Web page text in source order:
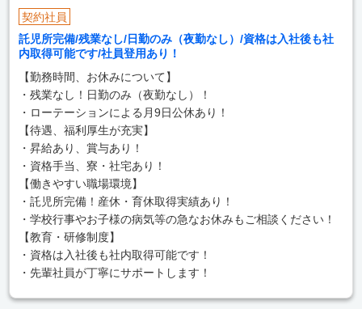
契約社員
託児所完備/残業なし/日勤のみ（夜勤なし）/資格は入社後も社
内取得可能です/社員登用あり！
【勤務時間、お休みについて】
・残業なし！日勤のみ（夜勤なし）！
・ローテーションによる月9日公休あり！
【待遇、福利厚生が充実】
・昇給あり、賞与あり！
・資格手当、寮・社宅あり！
【働きやすい職場環境】
・託児所完備！産休・育休取得実績あり！
・学校行事やお子様の病気等の急なお休みもご相談ください！
【教育・研修制度】
・資格は入社後も社内取得可能です！
・先輩社員が丁寧にサポートします！